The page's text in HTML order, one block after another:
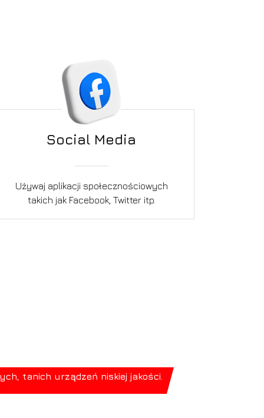
Social Media
Używaj aplikacji społecznościowych
takich jak Facebook, Twitter itp.
tanich urządzeń niskiej jakości.